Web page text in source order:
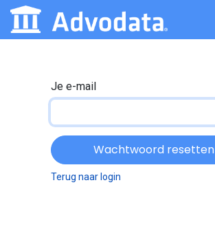
Overslaan naar inhoud
Je e-mail
Wachtwoord resetten
Terug naar login